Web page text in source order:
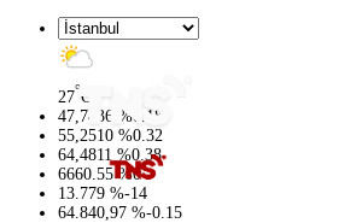
27°C
47,7436 %0.18
55,2510 %0.32
64,4811 %0.38
6660.55 %0
13.779 %-14
64.840,97 %-0.15